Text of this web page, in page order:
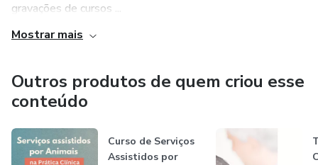
gravações de cursos ...
Mostrar mais
Outros produtos de quem criou esse
conteúdo
Curso de Serviços
Assistidos por